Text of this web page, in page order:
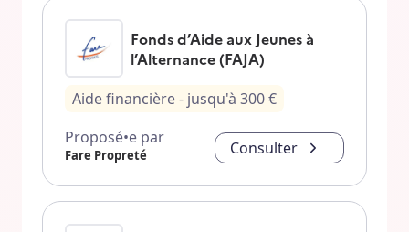
Fonds d’Aide aux Jeunes à
l’Alternance (FAJA)
Aide financière- jusqu'à 300€
Proposé•e par
Fare Propreté Consulter